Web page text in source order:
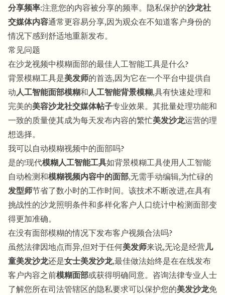
分享频率:注意您的内容被分享的频率。隐私保护的沙龙社
交媒体内容通常更容易分享,因为观众在不知道客户身份的
情况下感到舒适地重新发布。
常见问题
在沙龙视频中模糊面部的最佳人工智能工具是什么?
背景模糊工具是美发师的首选,因为它在一个平台中提供自
动人工智能面部模糊和人工智能背景模糊,具有快速处理和
完美的美容沙龙社交媒体帖子专业效果。其批量处理功能和
一致的质量使其成为每天发布内容的繁忙美发沙龙运营的理
想选择。
我可以自动模糊视频中的面部吗?
是的!现代模糊人工智能工具如背景模糊工具使用人工智能
自动检测和模糊视频内容中的面部,无需手动编辑,为忙碌的
发型师节省了数小时的工作时间。该技术不断改进,在具有
挑战性的沙龙照明条件和多样化客户人口统计中检测面部变
得更加准确。
在没有面部模糊的情况下发布客户视频合法吗?
虽然法律因地点而异,但对于任何美发师来说,无论是经营儿
童美发沙龙还是女士美发沙龙,最佳做法始终是在在线发布
客户内容之前模糊面部或获得明确同意。咨询法律专业人士
了解您所在司法管辖区的隐私要求可以保护您的美发沙龙免